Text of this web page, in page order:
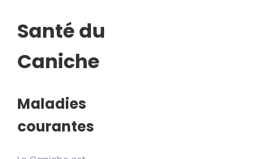
Santé du
Caniche
Maladies
courantes